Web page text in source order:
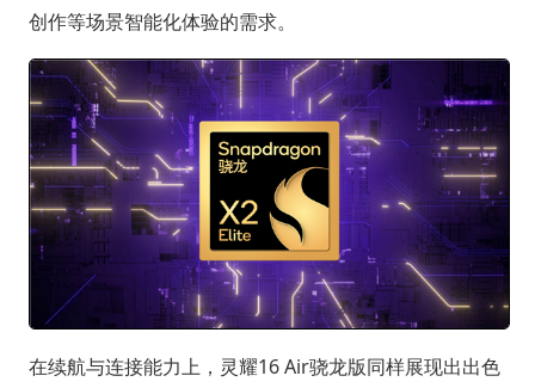
创作等场景智能化体验的需求。
在续航与连接能力上，灵耀16 Air骁龙版同样展现出出色